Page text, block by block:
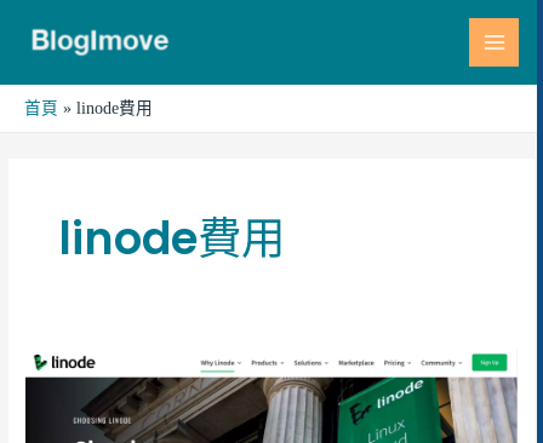
首頁 linode費用
linode費用
Linode